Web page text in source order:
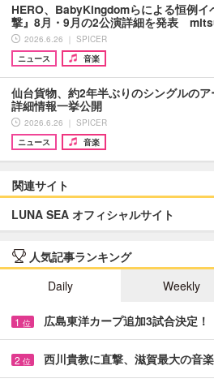
HERO、BabyKingdomらによる恒例イ
撃』8月・9月の2公演詳細を発表
2026.6.26 ｜ SPICER
ニュース
音楽
仙台貨物、約2年半ぶりのシングルのア
詳細情報一挙公開
2026.6.26 ｜ SPICER
ニュース
音楽
関連サイト
LUNA SEA オフィシャルサイト
人気記事ランキング
Daily
Weekly
1 位 広島東洋カープ追加3試合決定
2 位 西川貴教に直撃、滋賀最大の音